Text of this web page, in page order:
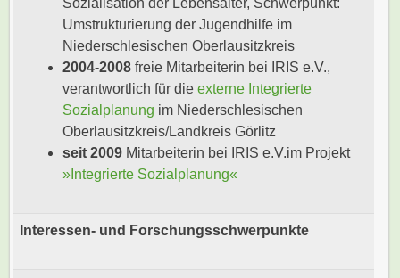
Sozialisation der Lebensalter, Schwerpunkt:
Umstrukturierung der Jugendhilfe im
Niederschlesischen Oberlausitzkreis
2004-2008 freie Mitarbeiterin bei IRIS e.V.,
verantwortlich für dieexterne Integrierte
Sozialplanung im Niederschlesischen
Oberlausitzkreis/Landkreis Görlitz
seit 2009 Mitarbeiterin bei IRIS e.V.im Projekt
»Integrierte Sozialplanung«
Interessen- und Forschungsschwerpunkte